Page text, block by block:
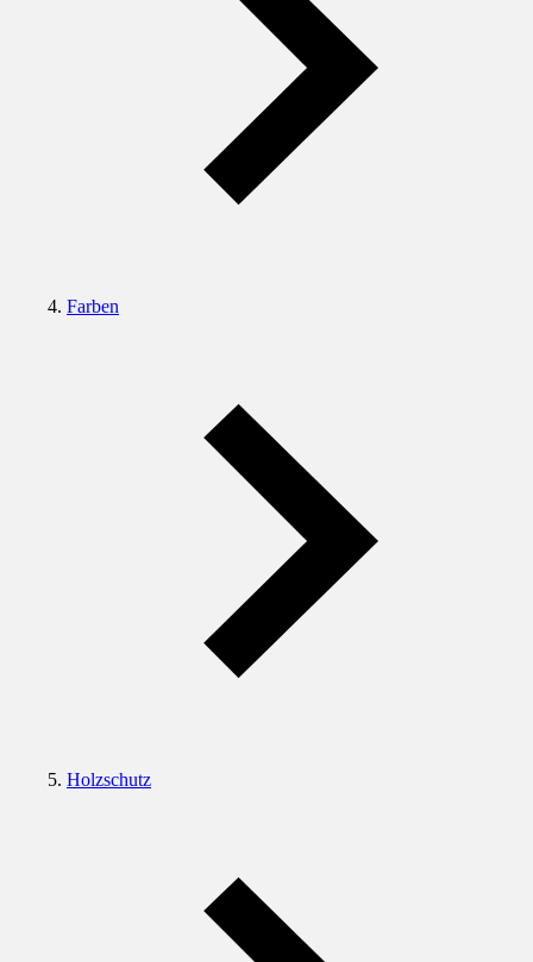
Farben
Holzschutz